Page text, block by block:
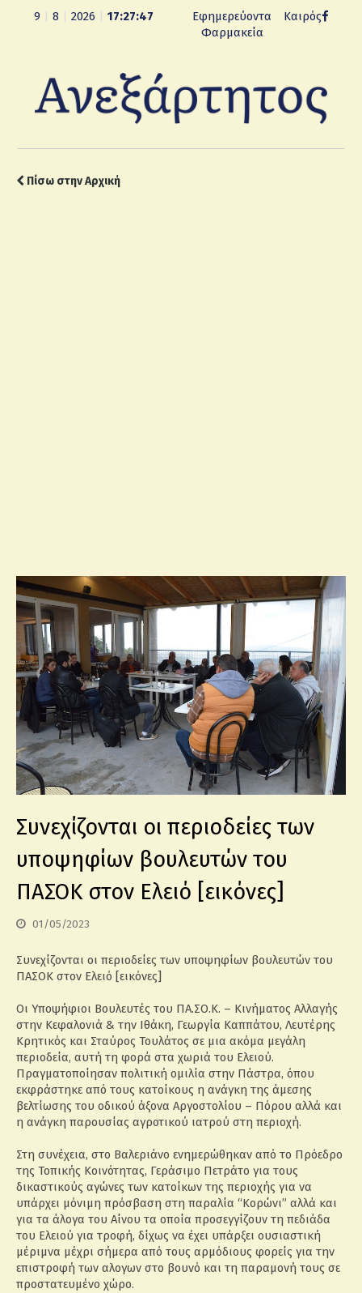
9 8 2026 17:27:48
Εφημερεύοντα
Φαρμακεία
Καιρός
Πίσω στην Αρχική
Συνεχίζονται οι περιοδείες των
υποψηφίων βουλευτών του
ΠΑΣΟΚ στον Ελειό [εικόνες]
01/05/2023
Συνεχίζονται οι περιοδείες των υποψηφίων βουλευτών του
ΠΑΣΟΚ στον Ελειό [εικόνες]
Οι Υποψήφιοι Βουλευτές του ΠΑ.ΣΟ.Κ. – Κινήματος Αλλαγής
στην Κεφαλονιά & την Ιθάκη, Γεωργία Καππάτου, Λευτέρης
Κρητικός και Σταύρος Τουλάτος σε μια ακόμα μεγάλη
περιοδεία, αυτή τη φορά στα χωριά του Ελειού.
Πραγματοποίησαν πολιτική ομιλία στην Πάστρα, όπου
εκφράστηκε από τους κατοίκους η ανάγκη της άμεσης
βελτίωσης του οδικού άξονα Αργοστολίου – Πόρου αλλά και
η ανάγκη παρουσίας αγροτικού ιατρού στη περιοχή.
Στη συνέχεια, στο Βαλεριάνο ενημερώθηκαν από το Πρόεδρο
της Τοπικής Κοινότητας, Γεράσιμο Πετράτο για τους
δικαστικούς αγώνες των κατοίκων της περιοχής για να
υπάρχει μόνιμη πρόσβαση στη παραλία “Κορώνι” αλλά και
για τα άλογα του Αίνου τα οποία προσεγγίζουν τη πεδιάδα
του Ελειού για τροφή, δίχως να έχει υπάρξει ουσιαστική
μέριμνα μέχρι σήμερα από τους αρμόδιους φορείς για την
επιστροφή των αλογων στο βουνό και τη παραμονή τους σε
προστατευμένο χώρο.